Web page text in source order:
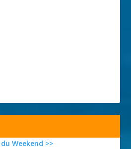
Weekend >>